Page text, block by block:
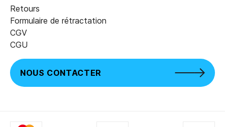
Retours
Formulaire de rétractation
CGV
CGU
NOUS CONTACTER